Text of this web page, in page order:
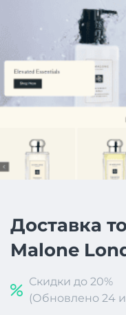
Доставка
Malone
Скидки до 20%
(Обновлено 24